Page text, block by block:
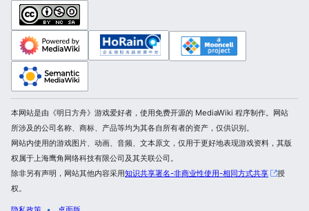
本网站是由《明日方舟》游戏爱好者，使用免费开源的 MediaWiki 程序制作。网站
所涉及的公司名称、商标、产品等均为其各自所有者的资产，仅供识别。
网站内使用的游戏图片、动画、音频、文本原文，仅用于更好地表现游戏资料，其版
权属于上海鹰角网络科技有限公司及其关联公司。
除非另有声明，网站其他内容采用知识共享署名-非商业性使用-相同方式共享
授
权。